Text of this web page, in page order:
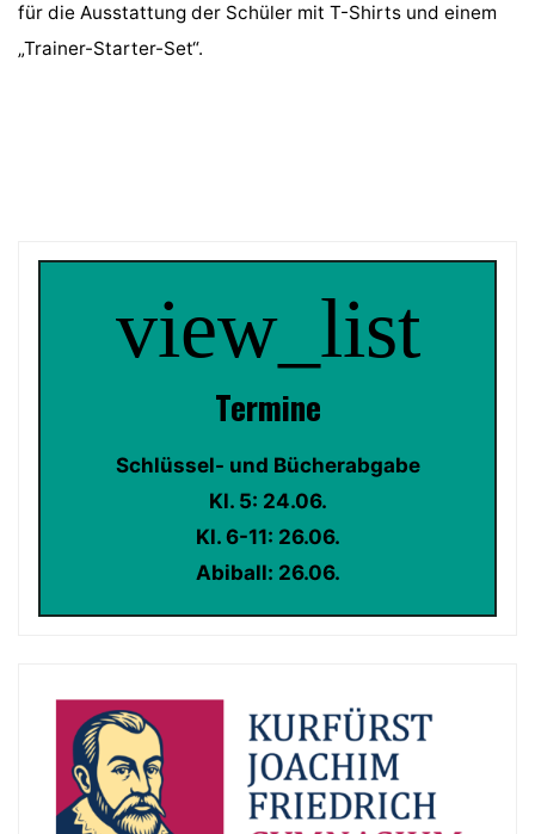
für die Ausstattung der Schüler mit T-Shirts und einem
„Trainer-Starter-Set“.
view_list
Termine
Schlüssel- und Bücherabgabe
Kl. 5: 24.06.
Kl. 6-11: 26.06.
Abiball: 26.06.